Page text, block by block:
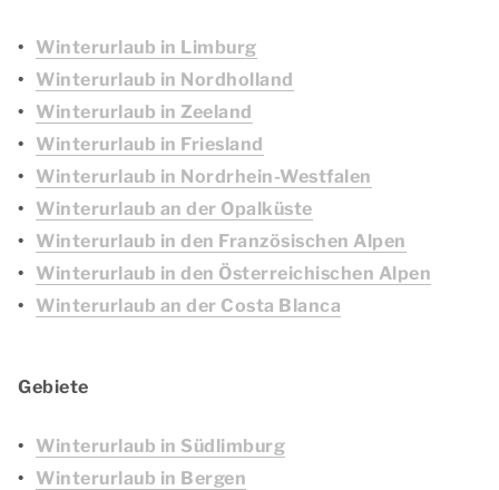
Winterurlaub in Limburg
Winterurlaub in Nordholland
Winterurlaub in Zeeland
Winterurlaub in Friesland
Winterurlaub in Nordrhein-Westfalen
Winterurlaub an der Opalküste
Winterurlaub in den Französischen Alpen
Winterurlaub in den Österreichischen Alpen
Winterurlaub an der Costa Blanca
Gebiete
Winterurlaub in Südlimburg
Winterurlaub in Bergen